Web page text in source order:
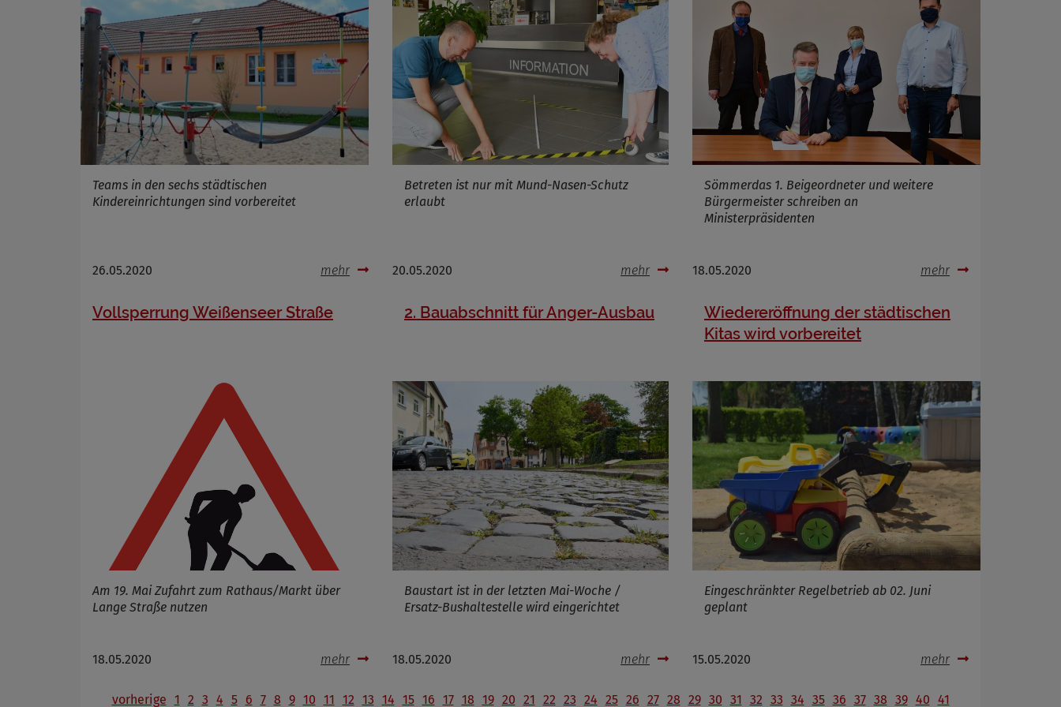
Teams in den sechs städtischen
Kindereinrichtungen sind vorbereitet
26.05.2020 mehr
Betreten ist nur mit Mund-Nasen-Schutz
erlaubt
20.05.2020 mehr
Sömmerdas 1. Beigeordneter und weitere
Bürgermeister schreiben an
Ministerpräsidenten
18.05.2020 mehr
Vollsperrung Weißenseer Straße
Am 19. Mai Zufahrt zum Rathaus/Markt über
Lange Straße nutzen
18.05.2020 mehr
2. Bauabschnitt für Anger-Ausbau
Baustart ist in der letzten Mai-Woche /
Ersatz-Bushaltestelle wird eingerichtet
18.05.2020 mehr
Wiedereröffnung der städtischen
Kitas wird vorbereitet
Eingeschränkter Regelbetrieb ab 02. Juni
geplant
15.05.2020 mehr
vorherige 1 2 3 4 5 6 7 8 9 10 11 12 13 14 15 16 17 18 19 20 21 22 23 24 25 26 27 28 29 30 31 32 33 34 35 36 37 38 39 40 41
Cookie Laufzeit
Infos schließen